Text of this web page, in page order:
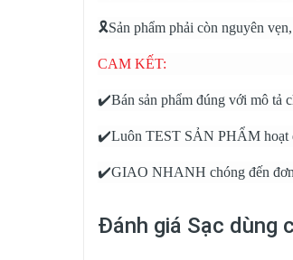
🎗️Sản phẩm phải còn nguyên
CAM KẾT:
✔️Bán sản phẩm đúng với mô tả
✔️Luôn TEST SẢN PHẨM hoạt
✔️GIAO NHANH chóng đến
Đánh giá Sạc dùng